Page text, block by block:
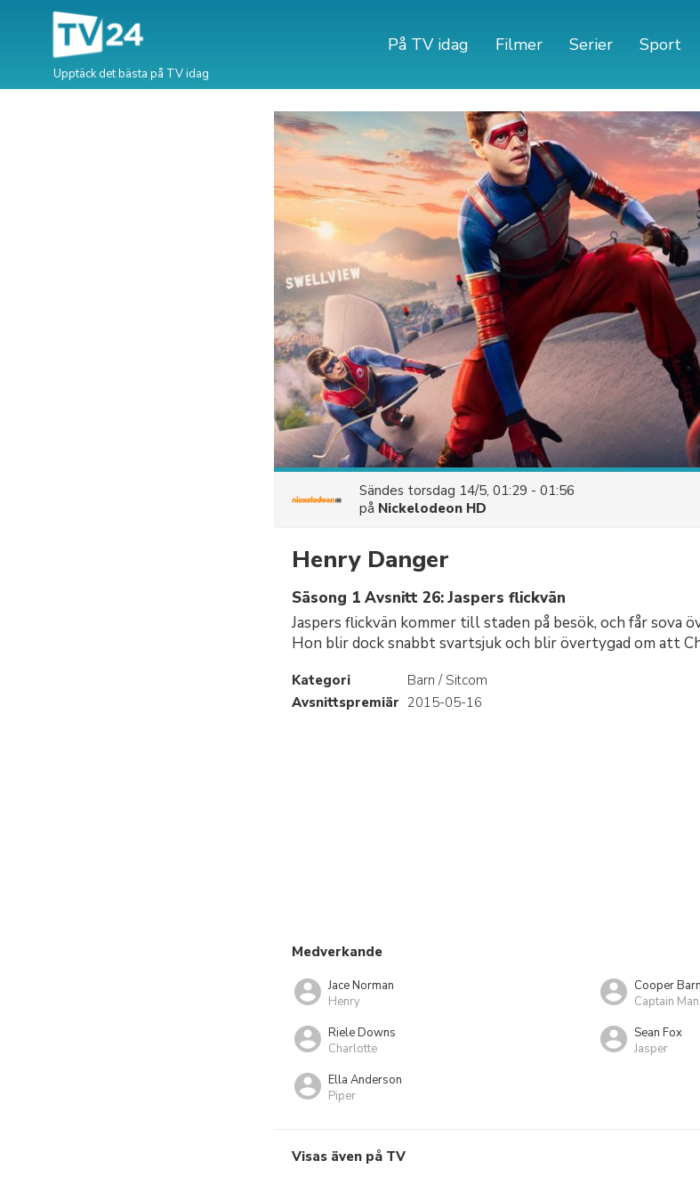
Upptäck det bästa på TV idag
På TV idag Filmer Serier Sport
Sändes torsdag 14/5, 01:29 - 01:56
på Nickelodeon HD
Henry Danger
Säsong 1 Avsnitt 26: Jaspers flickvän
Jaspers flickvän kommer till staden på besök, och får sova
Hon blir dock snabbt svartsjuk och blir övertygad om att
Kategori
Barn / Sitcom
Avsnittspremiär 2015-05-16
Medverkande
Jace Norman
Henry
Cooper
Captain Man
Riele Downs
Charlotte
Sean Fox
Jasper
Ella Anderson
Piper
Visas även på TV